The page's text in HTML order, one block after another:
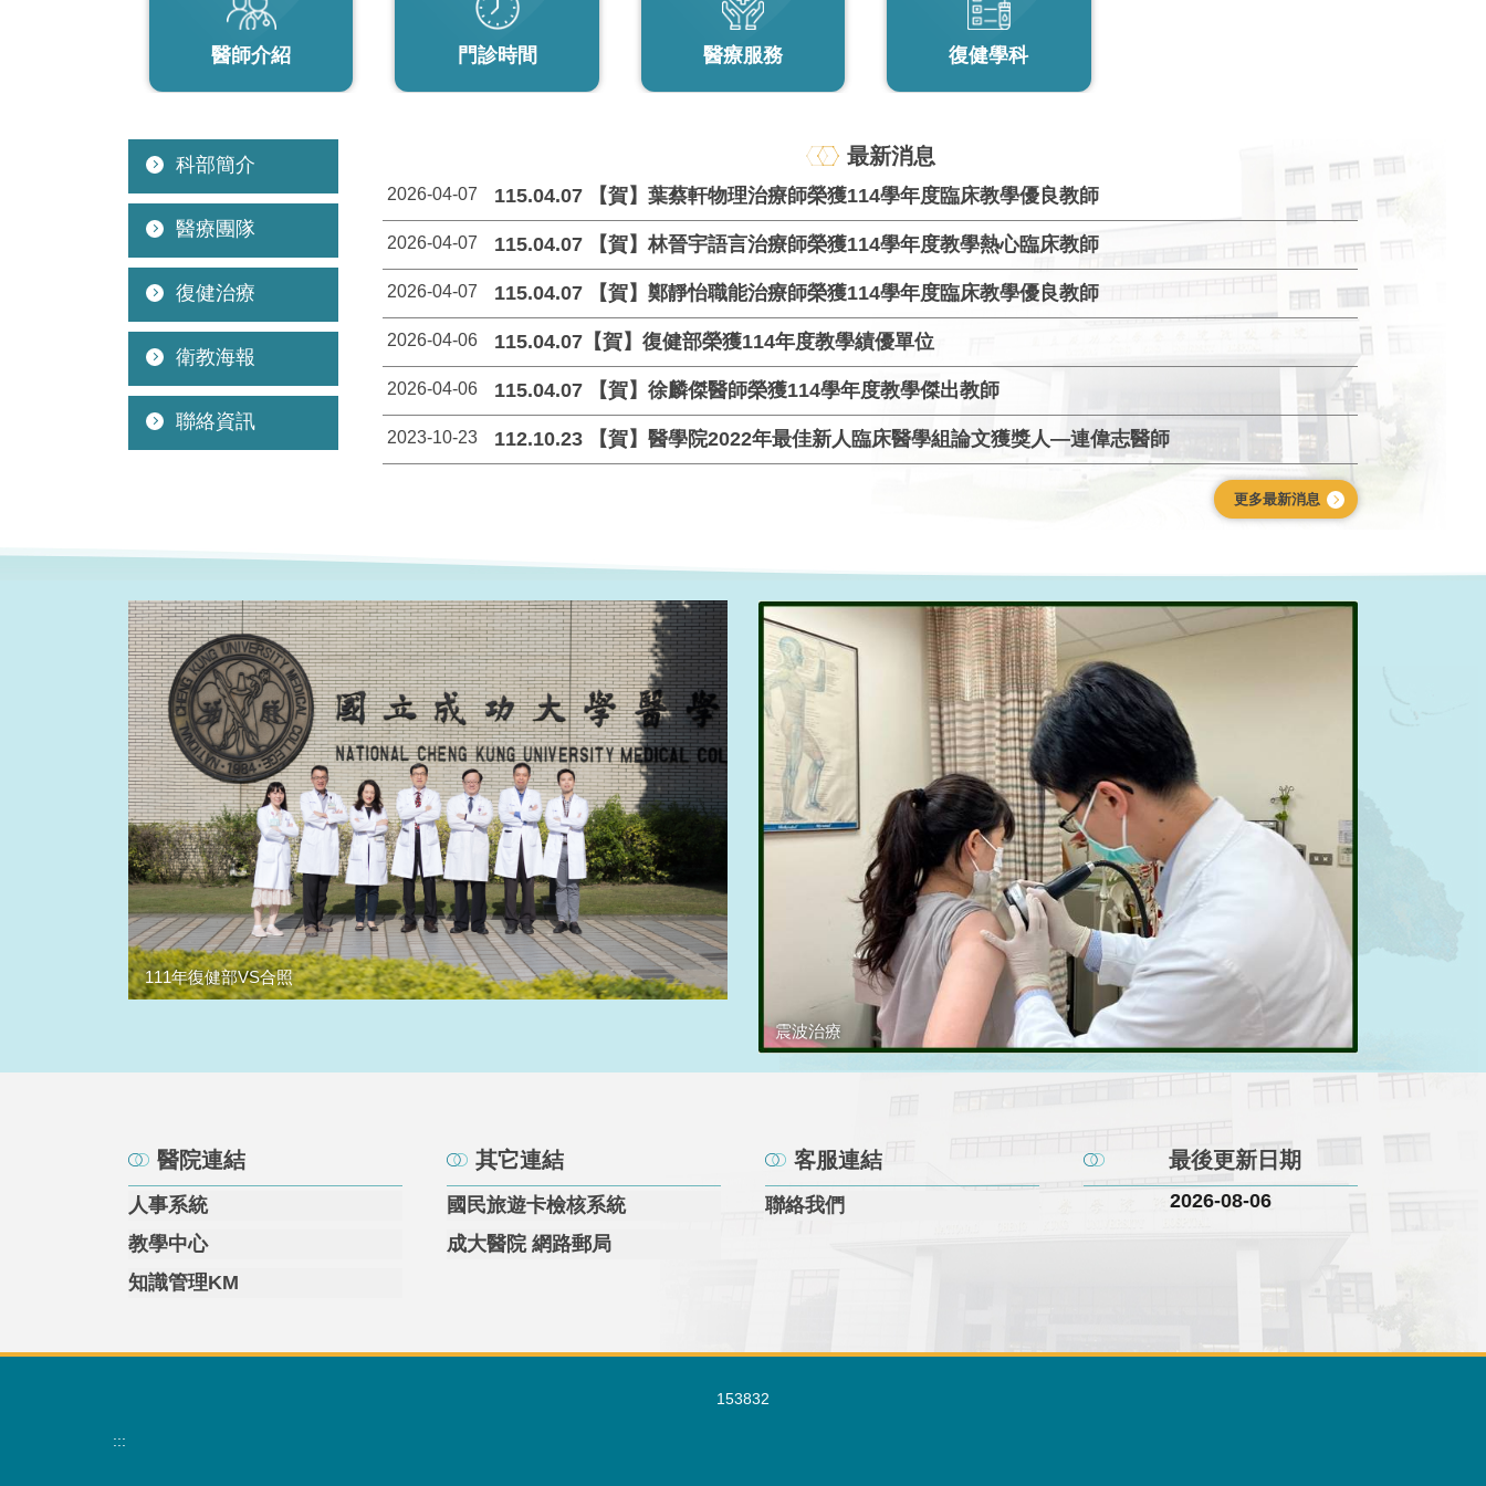
醫師介紹 門診時間 醫療服務 復健學科
科部簡介
醫療團隊
復健治療
衛教海報
聯絡資訊
最新消息
2026-04-07 115.04.07 【賀】葉蔡軒物理治療師榮獲114學年度臨床教學優良教師
2026-04-07 115.04.07 【賀】林晉宇語言治療師榮獲114學年度教學熱心臨床教師
2026-04-07 115.04.07 【賀】鄭靜怡職能治療師榮獲114學年度臨床教學優良教師
2026-04-06 115.04.07【賀】復健部榮獲114年度教學績優單位
2026-04-06 115.04.07 【賀】徐麟傑醫師榮獲114學年度教學傑出教師
2023-10-23 112.10.23 【賀】醫學院2022年最佳新人臨床醫學組論文獲獎人—連偉志醫師
更多最新消息
111年復健部VS合照
震波治療
醫院連結
人事系統
教學中心
知識管理KM
其它連結
國民旅遊卡檢核系統
成大醫院 網路郵局
客服連結
聯絡我們
最後更新日期
2026-08-06
153832
:::